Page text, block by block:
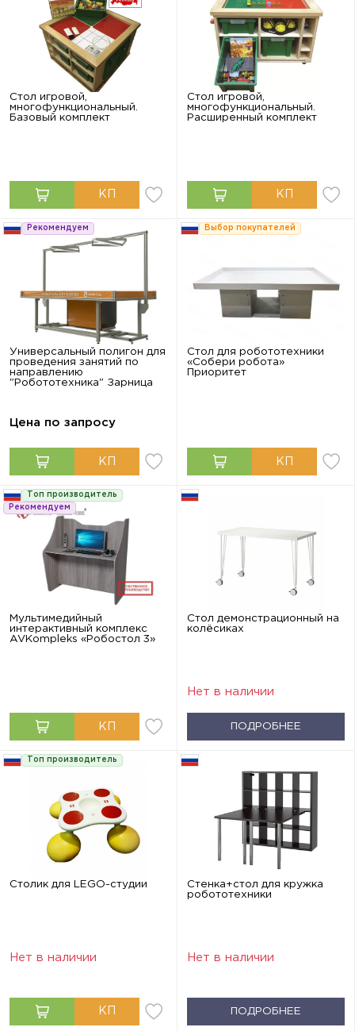
Стол игровой,
многофункциональный.
Базовый комплект
Стол игровой,
многофункциональный.
Расширенный комплект
Рекомендуем
Универсальный полигон для
проведения занятий по
направлению
"Робототехника" Зарница
Цена по запросу
Выбор покупателей
Стол для робототехники
«Собери робота»
Приоритет
Топ производитель
Рекомендуем
Мультимедийный
интерактивный комплекс
AVKompleks «Робостол 3»
Стол демонстрационный на
колёсиках
Нет в наличии
ПОДРОБНЕЕ
Топ производитель
Столик для LEGO-студии
Нет в наличии
Стенка+стол для кружка
робототехники
Нет в наличии
ПОДРОБНЕЕ